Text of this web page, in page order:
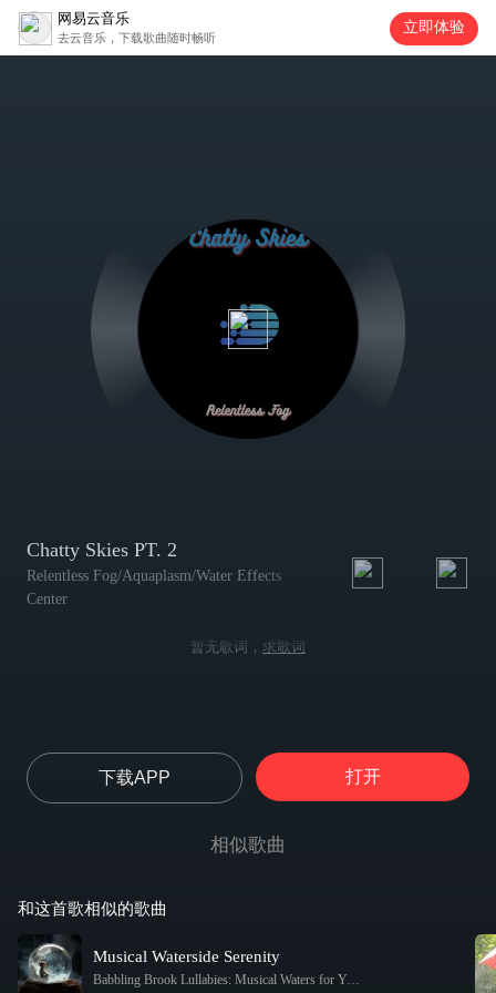
网易云音乐
去云音乐，下载歌曲随时畅听
立即体验
Chatty Skies PT. 2
Relentless Fog/Aquaplasm/Water Effects
Center
暂无歌词， 求歌词
下载APP 打开
相似歌曲
和这首歌相似的歌曲
Musical Waterside Serenity
Nature Noise /